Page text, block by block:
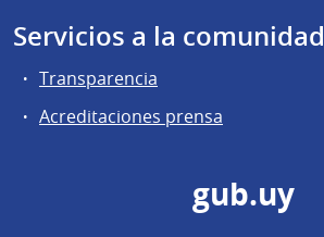
Servicios a la comunidad
Transparencia
Acreditaciones prensa
gub.uy